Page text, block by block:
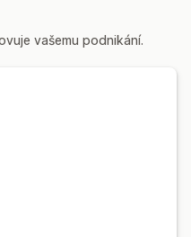
zákazníků
vašemu podnikání.